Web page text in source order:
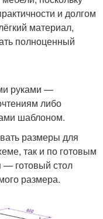
и долгом
материал,
полноценный
руками —
либо
шаблоном.
размеры для
так и по готовым
— готовый стол
размера.